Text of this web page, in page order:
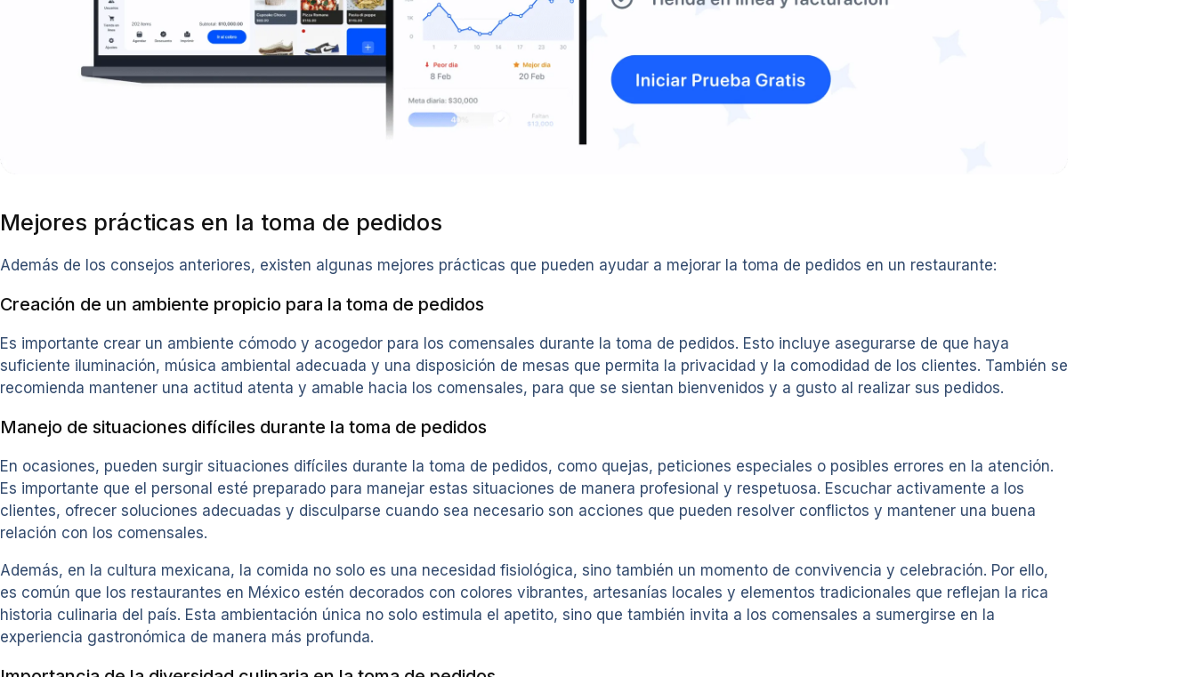
Mejores prácticas en la toma de pedidos
Además de los consejos anteriores, existen algunas mejores prácticas que pueden ayudar a mejorar la toma de pedidos en un restaurante:
Creación de un ambiente propicio para la toma de pedidos
Es importante crear un ambiente cómodo y acogedor para los comensales durante la toma de pedidos. Esto incluye asegurarse de que haya
suficiente iluminación, música ambiental adecuada y una disposición de mesas que permita la privacidad y la comodidad de los clientes. También se
recomienda mantener una actitud atenta y amable hacia los comensales, para que se sientan bienvenidos y a gusto al realizar sus pedidos.
Manejo de situaciones difíciles durante la toma de pedidos
En ocasiones, pueden surgir situaciones difíciles durante la toma de pedidos, como quejas, peticiones especiales o posibles errores en la atención.
Es importante que el personal esté preparado para manejar estas situaciones de manera profesional y respetuosa. Escuchar activamente a los
clientes, ofrecer soluciones adecuadas y disculparse cuando sea necesario son acciones que pueden resolver conflictos y mantener una buena
relación con los comensales.
Además, en la cultura mexicana, la comida no solo es una necesidad fisiológica, sino también un momento de convivencia y celebración. Por ello,
es común que los restaurantes en México estén decorados con colores vibrantes, artesanías locales y elementos tradicionales que reflejan la rica
historia culinaria del país. Esta ambientación única no solo estimula el apetito, sino que también invita a los comensales a sumergirse en la
experiencia gastronómica de manera más profunda.